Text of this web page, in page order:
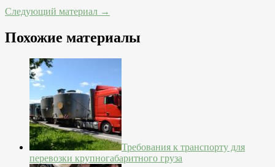
Следующий материал →
Похожие материалы
Требования к транспорту для
перевозки крупногабаритного груза